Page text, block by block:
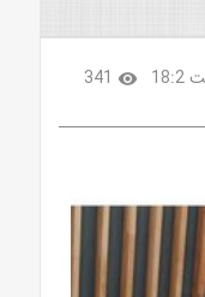
visibility
341